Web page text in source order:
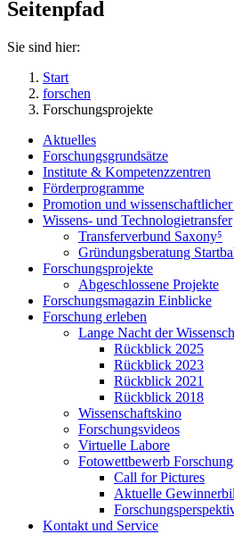
Seitenpfad
Sie sind hier:
Start
forschen
Forschungsprojekte
Aktuelles
Forschungsgrundsätze
Institute & Kompetenzzentren
Förderprogramme
Promotion und
Wissens- und Technologietransfer
Transferverbund Saxony⁵
Gründungsberatung
Forschungsprojekte
Abgeschlossene Projekte
Forschungsmagazin Einblicke
Forschung erleben
Lange Nacht der
Rückblick 2025
Rückblick 2023
Rückblick 2021
Rückblick 2018
Wissenschaftskino
Forschungsvideos
Virtuelle Labore
Fotowettbewerb
Call for Pictures
Aktuelle
Kontakt und Service